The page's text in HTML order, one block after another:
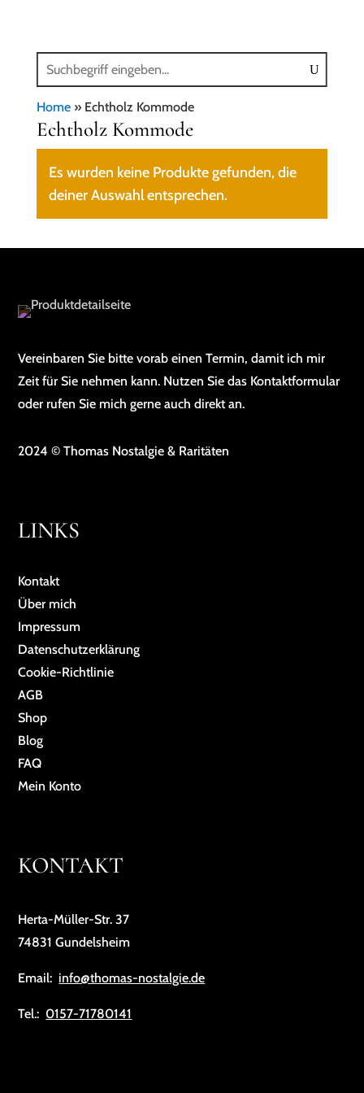
Home» Echtholz Kommode
Echtholz Kommode
Es wurden keine Produkte gefunden, die
deiner Auswahl entsprechen.
Vereinbaren Sie bitte vorab einen Termin, damit ich mir
Zeit für Sie nehmen kann. Nutzen Sie das Kontaktformular
oder rufen Sie mich gerne auch direkt an.
2024 © Thomas Nostalgie & Raritäten
LINKS
Kontakt
Über mich
Impressum
Da­ten­schutz­er­klä­rung
Cookie-Richtlinie
AGB
Shop
Blog
FAQ
Mein Konto
KONTAKT
Herta-Müller-Str. 37
74831 Gundelsheim
Email: info@thomas-nostalgie.de
Tel.: 0157-71780141